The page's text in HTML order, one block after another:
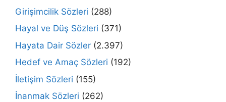
Girişimcilik Sözleri (288)
Hayal ve Düş Sözleri (371)
Hayata Dair Sözler (2.397)
Hedef ve Amaç Sözleri (192)
İletişim Sözleri (155)
İnanmak Sözleri (262)